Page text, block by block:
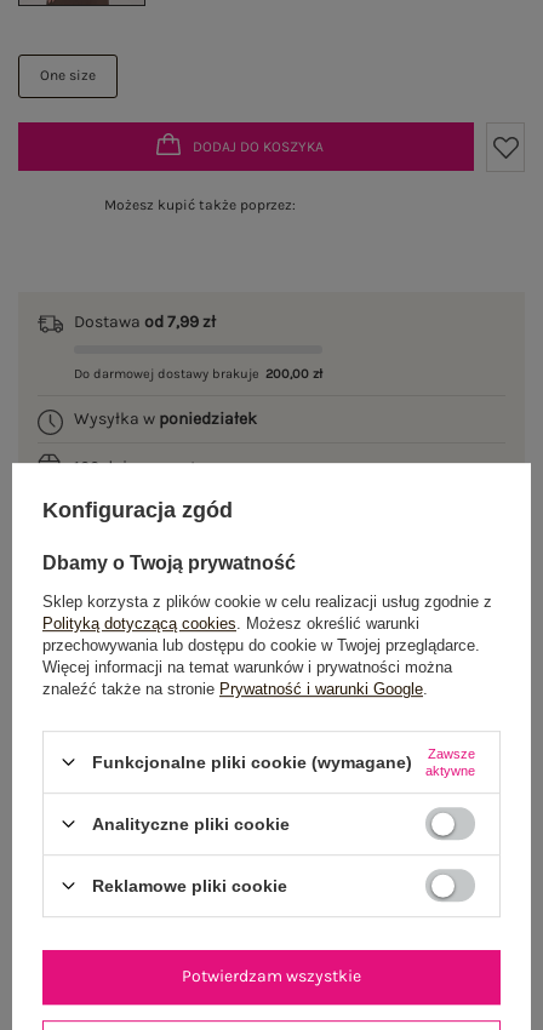
One size
DODAJ DO KOSZYKA
Możesz kupić także poprzez:
Dostawa od 7,99 zł
Do darmowej dostawy brakuje 200,00 zł
Wysyłka w poniedziałek
100 dni na zwrot
OPIS PRODUKTU
GŁÓWNE PARAMETRY
OPINIE O PRODUKCIE (0)
OSTATNIO OGLĄDANE
Konfiguracja zgód
Dbamy o Twoją prywatność
Sklep korzysta z plików cookie w celu realizacji usług zgodnie z
Polityką dotyczącą cookies . Możesz określić warunki
przechowywania lub dostępu do cookie w Twojej przeglądarce.
Więcej informacji na temat warunków i prywatności można
znaleźć także na stronie Prywatność i warunki Google
Funkcjonalne pliki cookie (wymagane)
Zawsze
aktywne
Analityczne pliki cookie
Reklamowe pliki cookie
Potwierdzam wszystkie